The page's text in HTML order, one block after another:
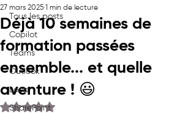
Tous les posts
Copilot
Teams
Outlook
Loop
SharePoint
Déjà 10 semaines de
formation passées
ensemble... et quelle
aventure ! 😃
27 mars 2025 1 min de lecture
Noté NaN étoiles sur 5.